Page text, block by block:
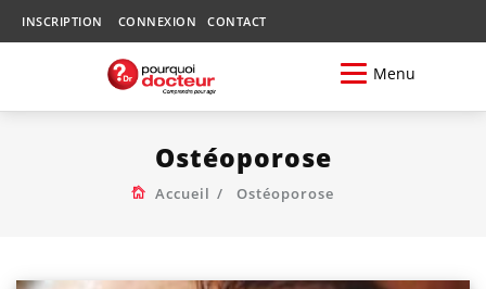
INSCRIPTION CONNEXION CONTACT
Menu
Ostéoporose
Accueil Ostéoporose